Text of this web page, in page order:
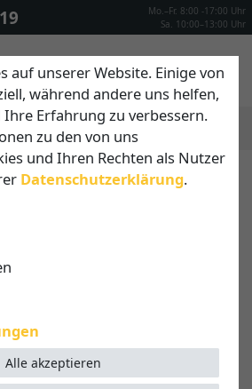
Mo.–Fr. 8:00 -17:00 Uhr
Sa. 10:00–13:00 Uhr
auf unserer Website. Einige von
während andere uns helfen,
Ihre Erfahrung zu verbessern.
zu den von uns
und Ihren Rechten als Nutzer
Daten­schutz­erklärung.
Alle akzeptieren